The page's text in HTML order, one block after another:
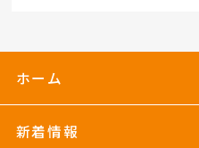
ホーム
新着情報